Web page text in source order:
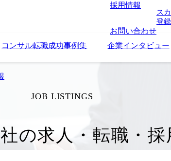
採用情報
お問い合わせ
ス
登
コンサル転職成功事例集 企業インタビュー
JOB LISTINGS
の求人・転職・採